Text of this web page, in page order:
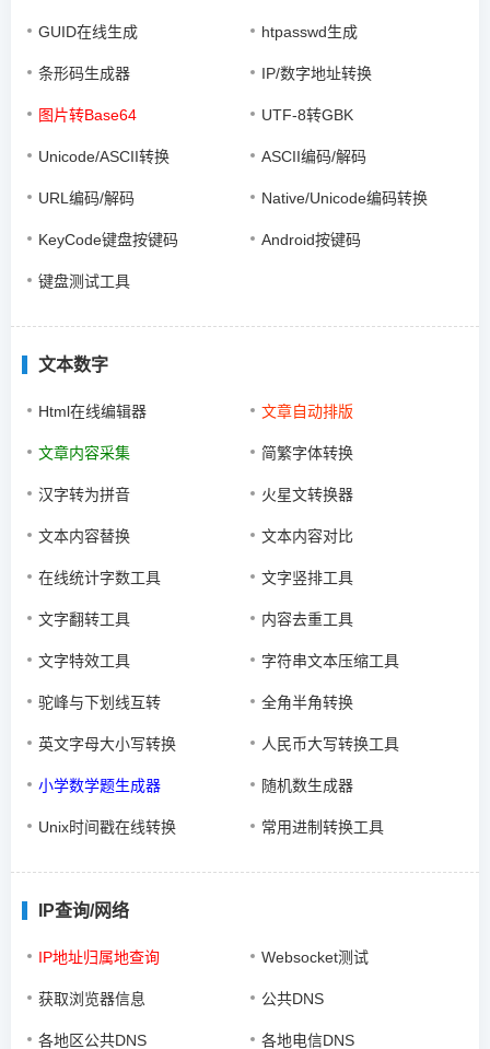
GUID在线生成 htpasswd生成
条形码生成器 IP/数字地址转换
图片转Base64 UTF-8转GBK
Unicode/ASCII转换 ASCII编码/解码
URL编码/解码 Native/Unicode编码转换
KeyCode键盘按键码 Android按键码
键盘测试工具
文本数字
Html在线编辑器 文章自动排版
文章内容采集 简繁字体转换
汉字转为拼音 火星文转换器
文本内容替换 文本内容对比
在线统计字数工具 文字竖排工具
文字翻转工具 内容去重工具
文字特效工具 字符串文本压缩工具
驼峰与下划线互转 全角半角转换
英文字母大小写转换 人民币大写转换工具
小学数学题生成器 随机数生成器
Unix时间戳在线转换 常用进制转换工具
IP查询/网络
IP地址归属地查询 Websocket测试
获取浏览器信息 公共DNS
各地区公共DNS 各地电信DNS